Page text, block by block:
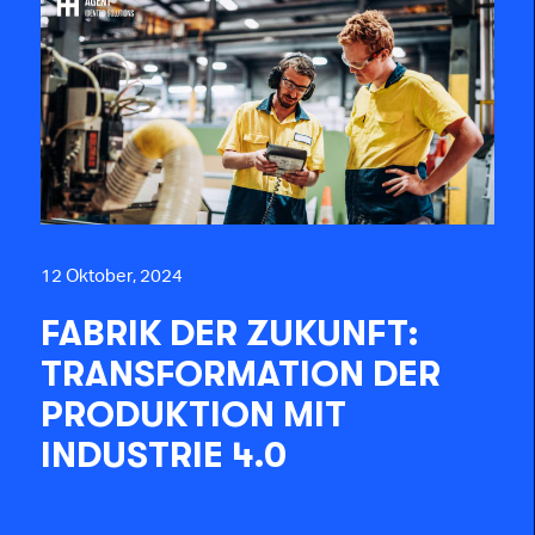
12 Oktober, 2024
FABRIK DER ZUKUNFT:
TRANSFORMATION DER
PRODUKTION MIT
INDUSTRIE 4.0